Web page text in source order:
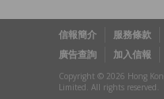
信報簡介 服務條款
廣告查詢
加入信報
Copyright © 2026 Hong
Limited. All rights reserved.